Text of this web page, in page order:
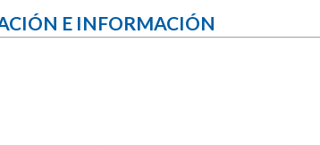
E INFORMACIÓN